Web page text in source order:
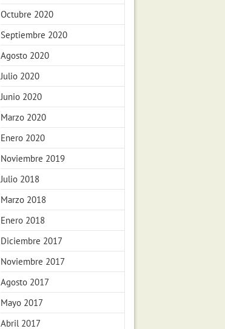
Octubre 2020
Septiembre 2020
Agosto 2020
Julio 2020
Junio 2020
Marzo 2020
Enero 2020
Noviembre 2019
Julio 2018
Marzo 2018
Enero 2018
Diciembre 2017
Noviembre 2017
Agosto 2017
Mayo 2017
Abril 2017